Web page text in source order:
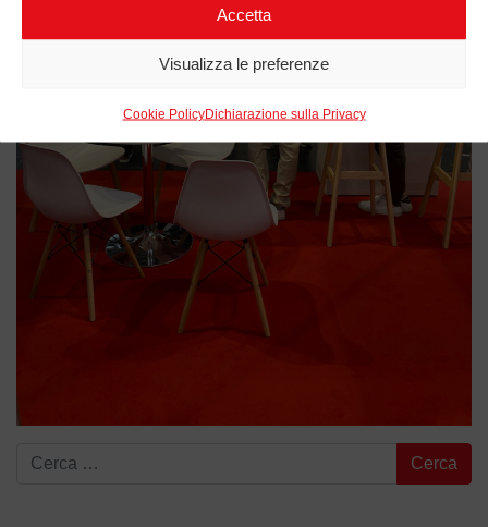
Accetta
Visualizza le preferenze
Cookie PolicyDichiarazione sulla Privacy
Ricerca per: